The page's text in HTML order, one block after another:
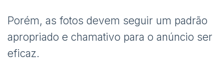
Porém, as fotos devem seguir um padrão
apropriado e chamativo para o anúncio ser
eficaz.